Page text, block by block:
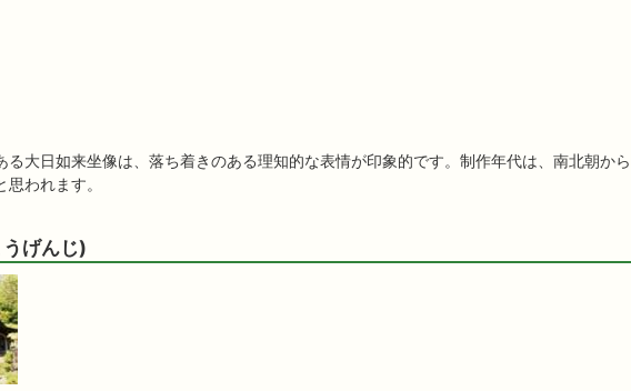
る大日如来坐像は、落ち着きのある理知的な表情が印象的です。制作年代は、南北朝から
われます。
げんじ)